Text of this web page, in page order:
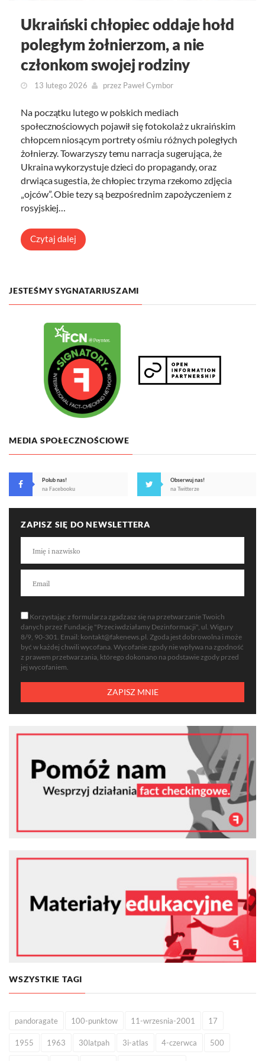
Ukraiński chłopiec oddaje hołd
poległym żołnierzom, a nie
członkom swojej rodziny
13 lutego 2026 przez Paweł Cymbor
Na początku lutego w polskich mediach
społecznościowych pojawił się fotokolaż z ukraińskim
chłopcem niosącym portrety ośmiu różnych poległych
żołnierzy. Towarzyszy temu narracja sugerująca, że
Ukraina wykorzystuje dzieci do propagandy, oraz
drwiąca sugestia, że chłopiec trzyma rzekomo zdjęcia
„ojców”. Obie tezy są bezpośrednim zapożyczeniem z
rosyjskiej…
Czytaj dalej
JESTEŚMY SYGNATARIUSZAMI
MEDIA SPOŁECZNOŚCIOWE
Polub nas!
na Facebooku
Obserwuj nas!
na Twitterze
ZAPISZ SIĘ DO NEWSLETTERA
Korzystając z formularza zgadzasz się na przetwarzanie Twoich
danych przez Fundację "Przeciwdziałamy Dezinformacji", ul. Wigury
8/9, 90-301. Email: kontakt@fakenews.pl . Zgoda jest dobrowolna i może
być w każdej chwili wycofana. Wycofanie zgody nie wpływa na zgodność
z prawem przetwarzania, którego dokonano na podstawie zgody przed
jej wycofaniem.
WSZYSTKIE TAGI
pandoragate 100-punktow 11-wrzesnia-2001 17
1955 1963 30latpah 3i-atlas 4-czerwca 500